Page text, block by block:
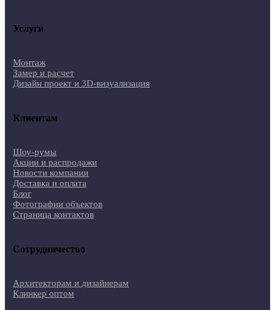
Услуги
Монтаж
Замер и расчет
Дизайн проект и 3D-визуализация
Клиентам
Шоу-румы
Акции и распродажи
Новости компании
Доставка и оплата
Блог
Фотографии объектов
Страница контактов
Сотрудничество
Архитекторам и дизайнерам
Клинкер оптом